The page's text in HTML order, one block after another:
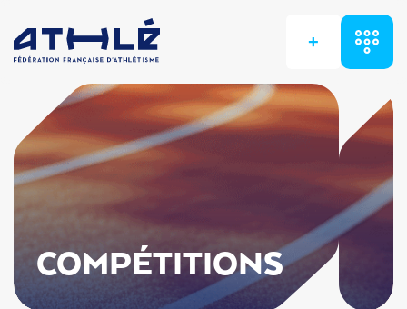
+
COMPÉTITIONS